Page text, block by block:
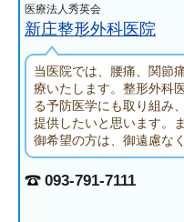
医療法人秀英会
新庄整形外科医院
当医院では、腰痛、関節
療いたします。整形外科
る予防医学にも取り組み
提供したいと思います。
御希望の方は、御遠慮な
093-791-7111